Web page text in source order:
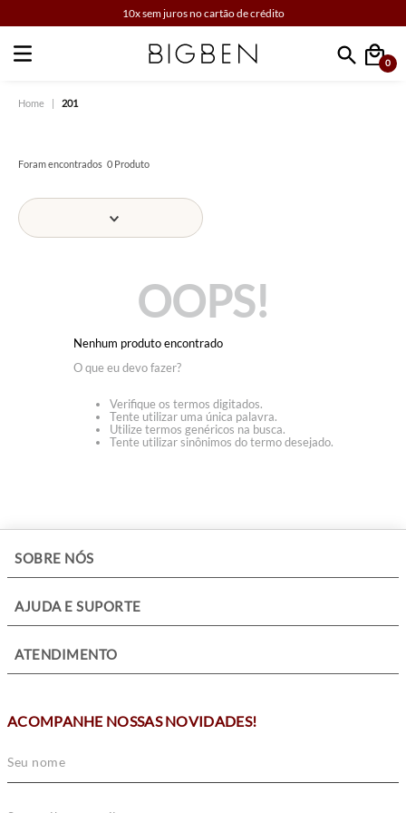
10x sem juros no cartão de crédito
0
201
0 Produto
OOPS!
Nenhum produto encontrado
O que eu devo fazer?
Verifique os termos digitados.
Tente utilizar uma única palavra.
Utilize termos genéricos na busca.
Tente utilizar sinônimos do termo desejado.
SOBRE NÓS
AJUDA E SUPORTE
ATENDIMENTO
ACOMPANHE NOSSAS NOVIDADES!